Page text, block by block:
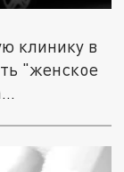
клинику в
"женское